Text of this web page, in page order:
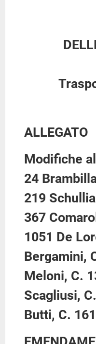
ALLEGATO
Modifiche
24
219
367
1051 De
Bergamini,
Meloni, C.
Scagliusi,
Butti, C.